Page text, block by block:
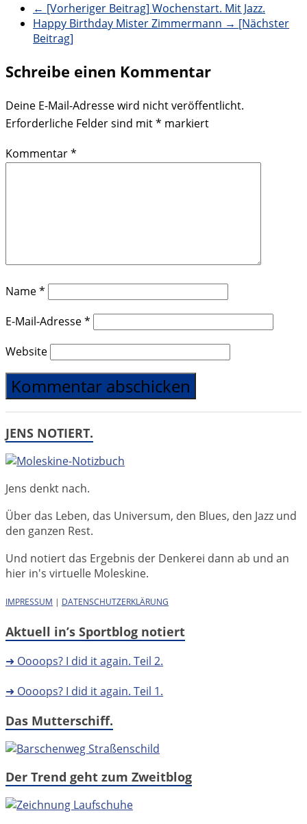
← [Vorheriger Beitrag] Wochenstart. Mit Jazz.
Happy Birthday Mister Zimmermann → [Nächster
Beitrag]
Schreibe einen Kommentar
Deine E-Mail-Adresse wird nicht veröffentlicht.
Erforderliche Felder sind mit* markiert
Kommentar*
Name*
E-Mail-Adresse*
Website
JENS NOTIERT.
Jens denkt nach.
Über das Leben, das Universum, den Blues, den Jazz und
den ganzen Rest.
Und notiert das Ergebnis der Denkerei dann ab und an
hier in's virtuelle Moleskine.
IMPRESSUM | DATENSCHUTZERKLÄRUNG
Aktuell in’s Sportblog notiert
➜ Oooops? I did it again. Teil 2.
➜ Oooops? I did it again. Teil 1.
Das Mutterschiff.
Der Trend geht zum Zweitblog